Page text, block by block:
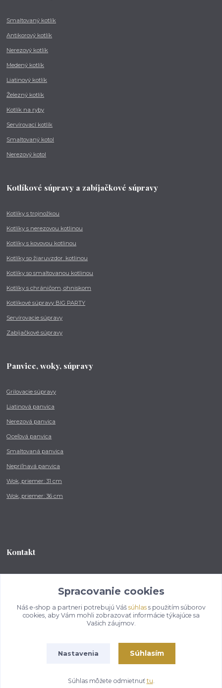
Smaltovaný kotlík
Antikorový kotlík
Nerezový kotlík
Medený kotlík
Liatinový kotlík
Železný kotlík
Kotlík na ryby
Servírovací kotlík
Smaltovaný kotol
Nerezový kotol
Kotlíkové súpravy a zabíjačkové súpravy
Kotlíky s trojnožkou
Kotlíky s nerezovou kotlinou
Kotlíky s kovovou kotlinou
Kotlíky so žiaruvzdor. kotlinou
Kotlíky so smaltovanou kotlinou
Kotlíky s chráničom, ohniskom
Kotlíkové súpravy BIG PARTY
Servírovacie súpravy
Zabíjačkové súpravy
Panvice, woky, súpravy
Grilovacie súpravy
Liatinová panvica
Nerezová panvica
Oceľová panvica
Smaltovaná panvica
Nepriľnavá panvica
Wok, priemer: 31 cm
Wok, priemer: 36 cm
Kontakt
od 8:00 - do 16:00 hod
info@kotlikovesupravy.sk
Vytvorené na
Eshop-rychlo.sk
Spracovanie cookies
Náš e-shop a partneri potrebujú Váš súhlass použitím súborov
cookies, aby Vám mohli zobrazovať informácie týkajúce sa
Vašich záujmov.
Nastavenia Súhlasím
Súhlas môžete odmietnuť tu